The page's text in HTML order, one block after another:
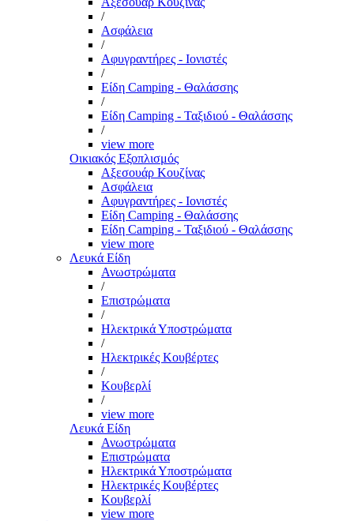
/
Ασφάλεια
/
Αφυγραντήρες - Ιονιστές
/
Είδη Camping - Θαλάσσης
/
Είδη Camping - Ταξιδιού - Θαλάσσης
/
view more
Οικιακός Εξοπλισμός
Αξεσουάρ Κουζίνας
Ασφάλεια
Αφυγραντήρες - Ιονιστές
Είδη Camping - Θαλάσσης
Είδη Camping - Ταξιδιού - Θαλάσσης
view more
Λευκά Είδη
Ανωστρώματα
/
Επιστρώματα
/
Ηλεκτρικά Υποστρώματα
/
Ηλεκτρικές Κουβέρτες
/
Κουβερλί
/
view more
Λευκά Είδη
Ανωστρώματα
Επιστρώματα
Ηλεκτρικά Υποστρώματα
Ηλεκτρικές Κουβέρτες
Κουβερλί
view more